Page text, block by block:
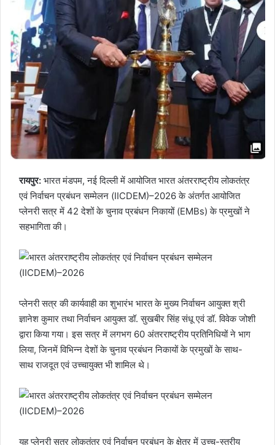
रायपुर: भारत मंडपम, नई दिल्ली में आयोजित भारत अंतरराष्ट्रीय लोकतंत्र
एवं निर्वाचन प्रबंधन सम्मेलन (IICDEM)–2026 के अंतर्गत आयोजित
प्लेनरी सत्र में 42 देशों के चुनाव प्रबंधन निकायों (EMBs) के प्रमुखों ने
सहभागिता की।
प्लेनरी सत्र की कार्यवाही का शुभारंभ भारत के मुख्य निर्वाचन आयुक्त श्री
ज्ञानेश कुमार तथा निर्वाचन आयुक्त डॉ. सुखबीर सिंह संधू एवं डॉ. विवेक जोशी
द्वारा किया गया। इस सत्र में लगभग 60 अंतरराष्ट्रीय प्रतिनिधियों ने भाग
लिया, जिनमें विभिन्न देशों के चुनाव प्रबंधन निकायों के प्रमुखों के साथ-
साथ राजदूत एवं उच्चायुक्त भी शामिल थे।
यह प्लेनरी सत्र लोकतंत्र एवं निर्वाचन प्रबंधन के क्षेत्र में उच्च-स्तरीय